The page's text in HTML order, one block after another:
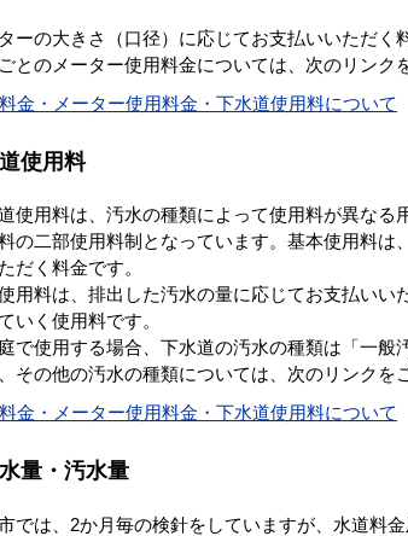
ーの大きさ（口径）に応じてお支払いいただく
とのメーター使用料金については、次のリンク
金・メーター使用料金・下水道使用料について
使用料
使用料は、汚水の種類によって使用料が異なる
の二部使用料制となっています。基本使用料
だく料金です。
用料は、排出した汚水の量に応じてお支払いい
いく使用料です。
で使用する場合、下水道の汚水の種類は「一般
その他の汚水の種類については、次のリンクを
金・メーター使用料金・下水道使用料について
量・汚水量
では、2か月毎の検針をしていますが、水道料